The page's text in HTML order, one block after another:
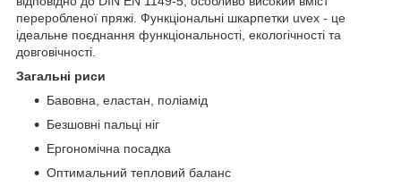
переробленої пряжі. Функціональні шкарпетки uvex - це
ідеальне поєднання функціональності, екологічності та
довговічності.
Загальні риси
Бавовна, еластан, поліамід
Безшовні пальці ніг
Ергономічна посадка
Оптимальний тепловий баланс